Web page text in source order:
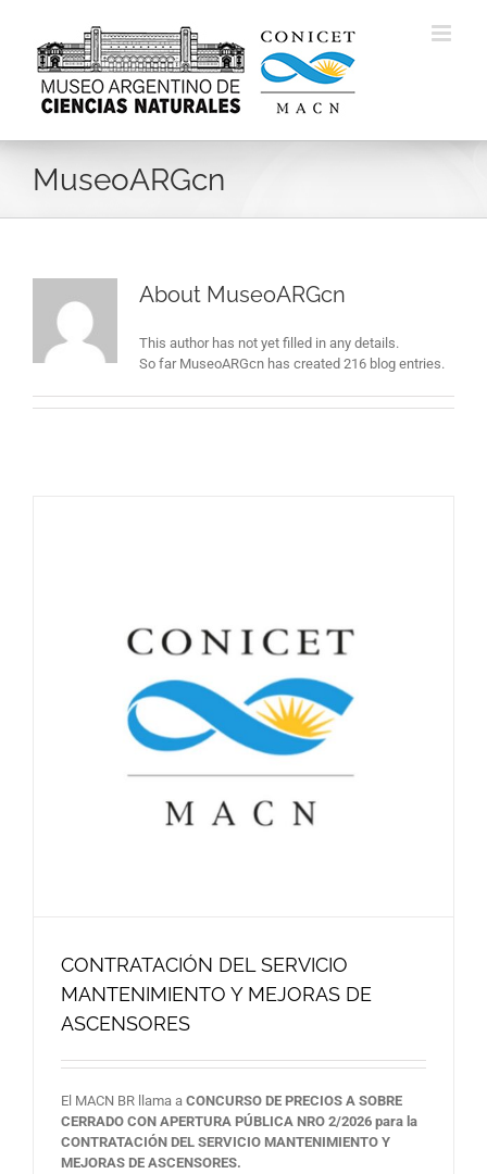
content
MuseoARGcn
About MuseoARGcn
This author has not yet filled in any details.
So far MuseoARGcn has created 216 blog entries.
CONTRATACIÓN DEL SERVICIO
MANTENIMIENTO Y MEJORAS DE
ASCENSORES
El MACN BR llama a CONCURSO DE PRECIOS A SOBRE
CERRADO CON APERTURA PÚBLICA NRO 2/2026 para la
CONTRATACIÓN DEL SERVICIO MANTENIMIENTO Y
MEJORAS DE ASCENSORES.